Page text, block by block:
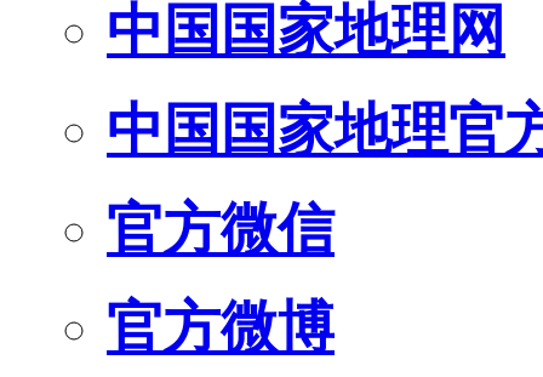
中国国家地理网
中国国家地理官
官方微信
官方微博